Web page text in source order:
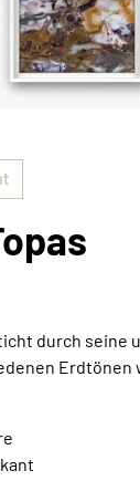
durch seine
Erdtönen